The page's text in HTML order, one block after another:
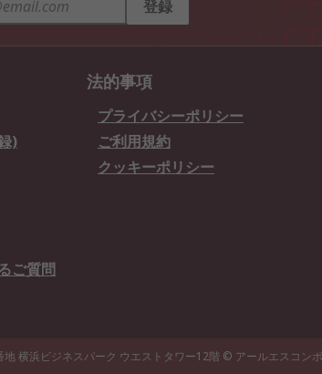
登録
)
ご質問
法的事項
プライバシーポリシー
ご利用規約
クッキーポリシー
横浜ビジネスパーク ウエストタワー12階 © アールエスコン